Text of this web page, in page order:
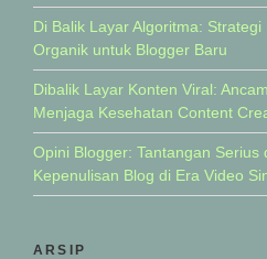
Di Balik Layar Algoritma:
Organik untuk Blogger Baru
Dibalik Layar Konten Viral:
Menjaga Kesehatan Content
Opini Blogger: Tantangan Serius
Kepenulisan Blog di Era Video
ARSIP